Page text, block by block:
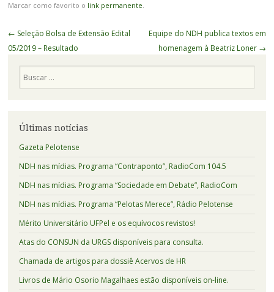
Marcar como favorito o link permanente.
Navegação
de
← Seleção Bolsa de Extensão Edital
05/2019 – Resultado
Equipe do NDH publica textos em
homenagem à Beatriz Loner →
Últimas notícias
Gazeta Pelotense
NDH nas mídias. Programa “Contraponto”, RadioCom 104.5
NDH nas mídias. Programa “Sociedade em Debate”, RadioCom
NDH nas mídias. Programa “Pelotas Merece”, Rádio Pelotense
Mérito Universitário UFPel e os equívocos revistos!
Atas do CONSUN da URGS disponíveis para consulta.
Chamada de artigos para dossiê Acervos de HR
Livros de Mário Osorio Magalhaes estão disponíveis on-line.